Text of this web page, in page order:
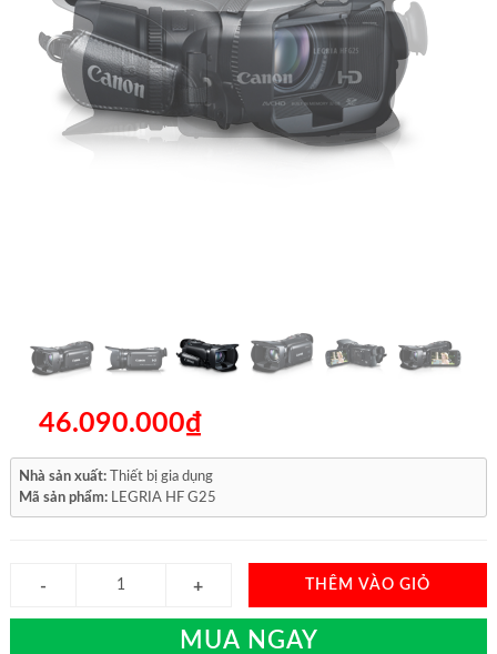
46.090.000₫
Nhà sản xuất:
Thiết bị gia dụng
Mã sản phẩm: LEGRIA HF G25
THÊM VÀO GIỎ
MUA NGAY